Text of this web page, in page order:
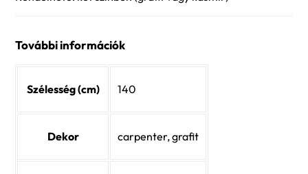
További információk
Szélesség (cm) 140
Dekor carpenter, grafit